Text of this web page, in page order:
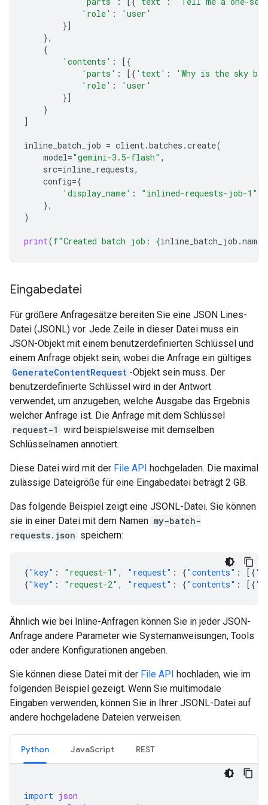
'role' :
'user'
}]
},
{
'contents' :
[{
'parts' : [{ 'text' :
'Why is the sky
'role' :
'user'
}]
}
]
inline_batch_job = client.batches .create(
model="gemini-3.5-flash" ,
src=inline_requests,
config={
'display_name' : "inlined-requests-job-1"
},
)
print(f"Created batch job: {inline_batch_job .name
Eingabedatei
Für größere Anfragesätze bereiten Sie eine JSON Lines-
Datei (JSONL) vor. Jede Zeile in dieser Datei muss ein
JSON-Objekt mit einem benutzerdefinierten Schlüssel und
einem Anfrage objekt sein, wobei die Anfrage ein gültiges
GenerateContentRequest -Objekt sein muss. Der
benutzerdefinierte Schlüssel wird in der Antwort
verwendet, um anzugeben, welche Ausgabe das Ergebnis
welcher Anfrage ist. Die Anfrage mit dem Schlüssel
request-1 wird beispielsweise mit demselben
Schlüsselnamen annotiert.
Diese Datei wird mit der File API hochgeladen. Die maximal
zulässige Dateigröße für eine Eingabedatei beträgt 2 GB.
Das folgende Beispiel zeigt eine JSONL-Datei. Sie können
sie in einer Datei mit dem Namen my-batch-
requests.json speichern:
{"key" : "request-1" , "request" : {"contents" : [{
{"key" : "request-2" , "request" : {"contents" : [{
Ähnlich wie bei Inline-Anfragen können Sie in jeder JSON-
Anfrage andere Parameter wie Systemanweisungen, Tools
oder andere Konfigurationen angeben.
Sie können diese Datei mit der File API hochladen, wie im
folgenden Beispiel gezeigt. Wenn Sie multimodale
Eingaben verwenden, können Sie in Ihrer JSONL-Datei auf
andere hochgeladene Dateien verweisen.
Python JavaScript REST
import json